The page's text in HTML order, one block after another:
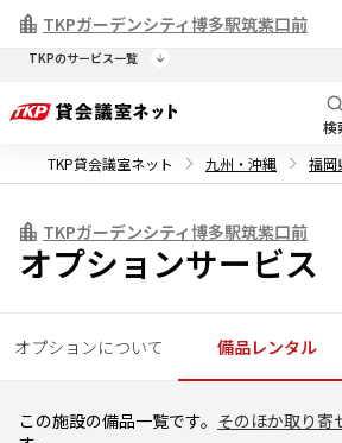
2026年7月30日 令和8年熊本地震により被
TKPのサービス一覧
検
TKP貸会議室ネット
九州・沖縄 福岡
TKPガーデンシティ博多駅筑紫口前
TKPガーデンシティ博多駅筑紫口前
オプションサービス
オプションについて 備品レンタル
この施設の備品一覧です。 そのほか取り寄